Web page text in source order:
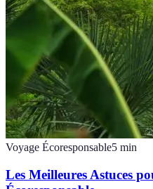
Voyage Écoresponsable5 min
Les Meilleures Astuces